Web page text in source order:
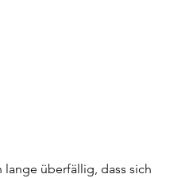
lange überfällig, dass sich